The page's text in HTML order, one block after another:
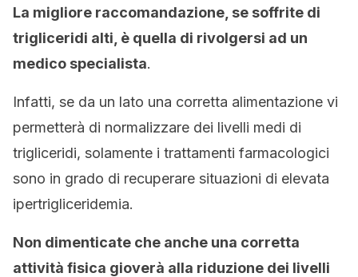
La migliore raccomandazione, se soffrite di
trigliceridi alti, è quella di rivolgersi ad un
medico specialista.
Infatti, se da un lato una corretta alimentazione vi
permetterà di normalizzare dei livelli medi di
trigliceridi, solamente i trattamenti farmacologici
sono in grado di recuperare situazioni di elevata
ipertrigliceridemia.
Non dimenticate che anche una corretta
attività fisica gioverà alla riduzione dei livelli